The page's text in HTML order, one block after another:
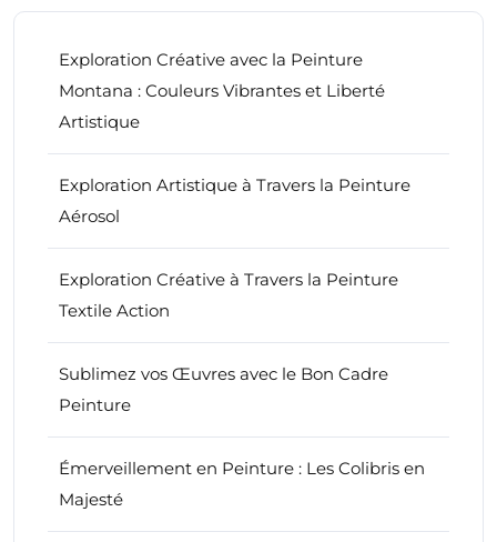
Exploration Créative avec la Peinture
Montana : Couleurs Vibrantes et Liberté
Artistique
Exploration Artistique à Travers la Peinture
Aérosol
Exploration Créative à Travers la Peinture
Textile Action
Sublimez vos Œuvres avec le Bon Cadre
Peinture
Émerveillement en Peinture : Les Colibris en
Majesté